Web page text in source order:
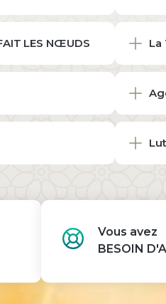
LES NŒUDS La
Vous avez
BESOIN